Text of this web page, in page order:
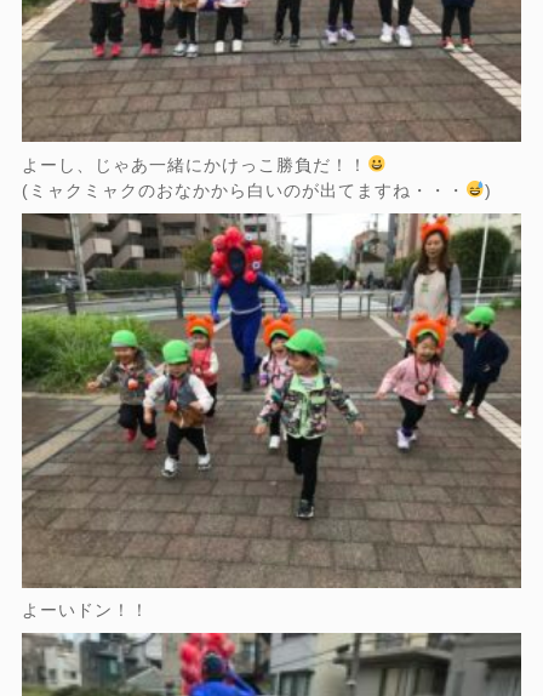
よーし、じゃあ一緒にかけっこ勝負だ！！
(ミャクミャクのおなかから白いのが出てますね・・・
)
よーいドン！！